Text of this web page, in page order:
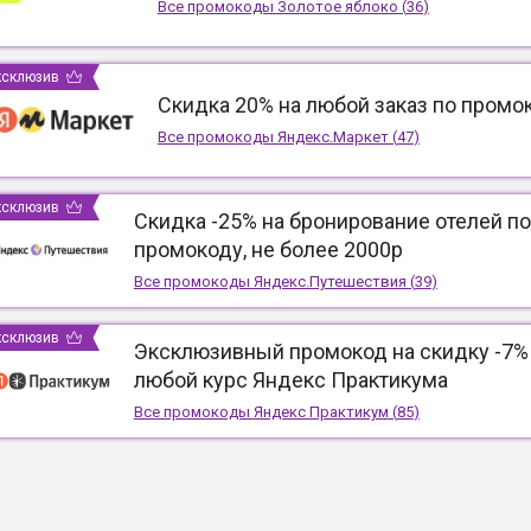
Все промокоды Золотое яблоко (36)
Скидка 20% на любой заказ по
Все промокоды Яндекс.Маркет(47)
Скидка -25% на бронирование отелей по
промокоду, не более 2000р
Все промокоды Яндекс.Путешествия (39)
Эксклюзивный промокод на скидку -7%
любой курс Яндекс Практикума
Все промокоды Яндекс Практикум (85)